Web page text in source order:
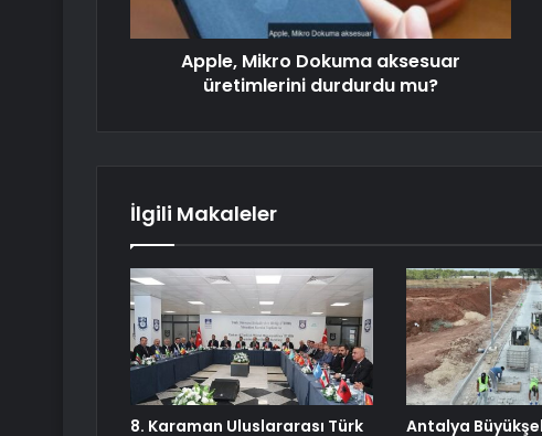
Apple, Mikro Dokuma aksesuar
üretimlerini durdurdu mu?
İlgili Makaleler
8. Karaman Uluslararası Türk
Antalya